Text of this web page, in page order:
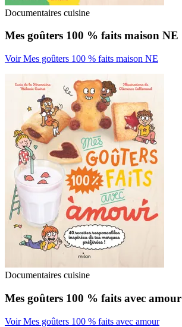
Documentaires cuisine
Mes goûters 100 % faits maison NE
Voir Mes goûters 100 % faits maison NE
Documentaires cuisine
Mes goûters 100 % faits avec amour
Voir Mes goûters 100 % faits avec amour